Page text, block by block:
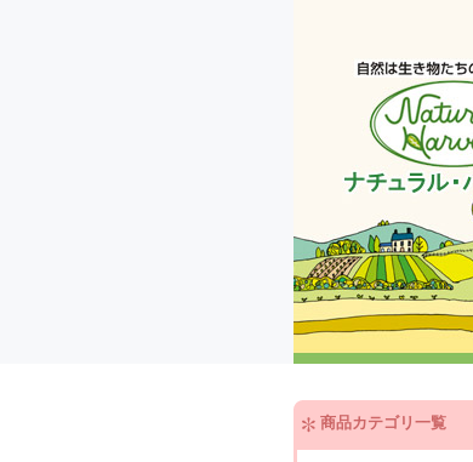
商品カテゴリ一覧